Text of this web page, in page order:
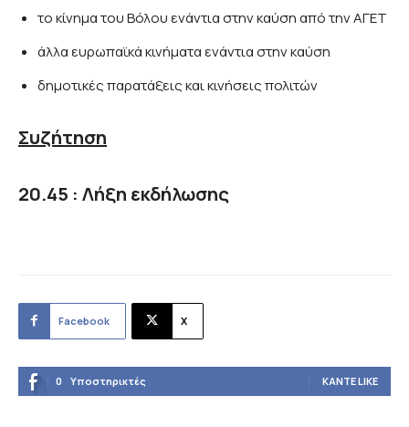
το κίνημα του Βόλου ενάντια στην καύση από την ΑΓΕΤ
άλλα ευρωπαϊκά κινήματα ενάντια στην καύση
δημοτικές παρατάξεις και κινήσεις πολιτών
Συζήτηση
20.45 : Λήξη εκδήλωσης
Facebook X
0 Υποστηρικτές ΚΆΝΤΕ LIKE